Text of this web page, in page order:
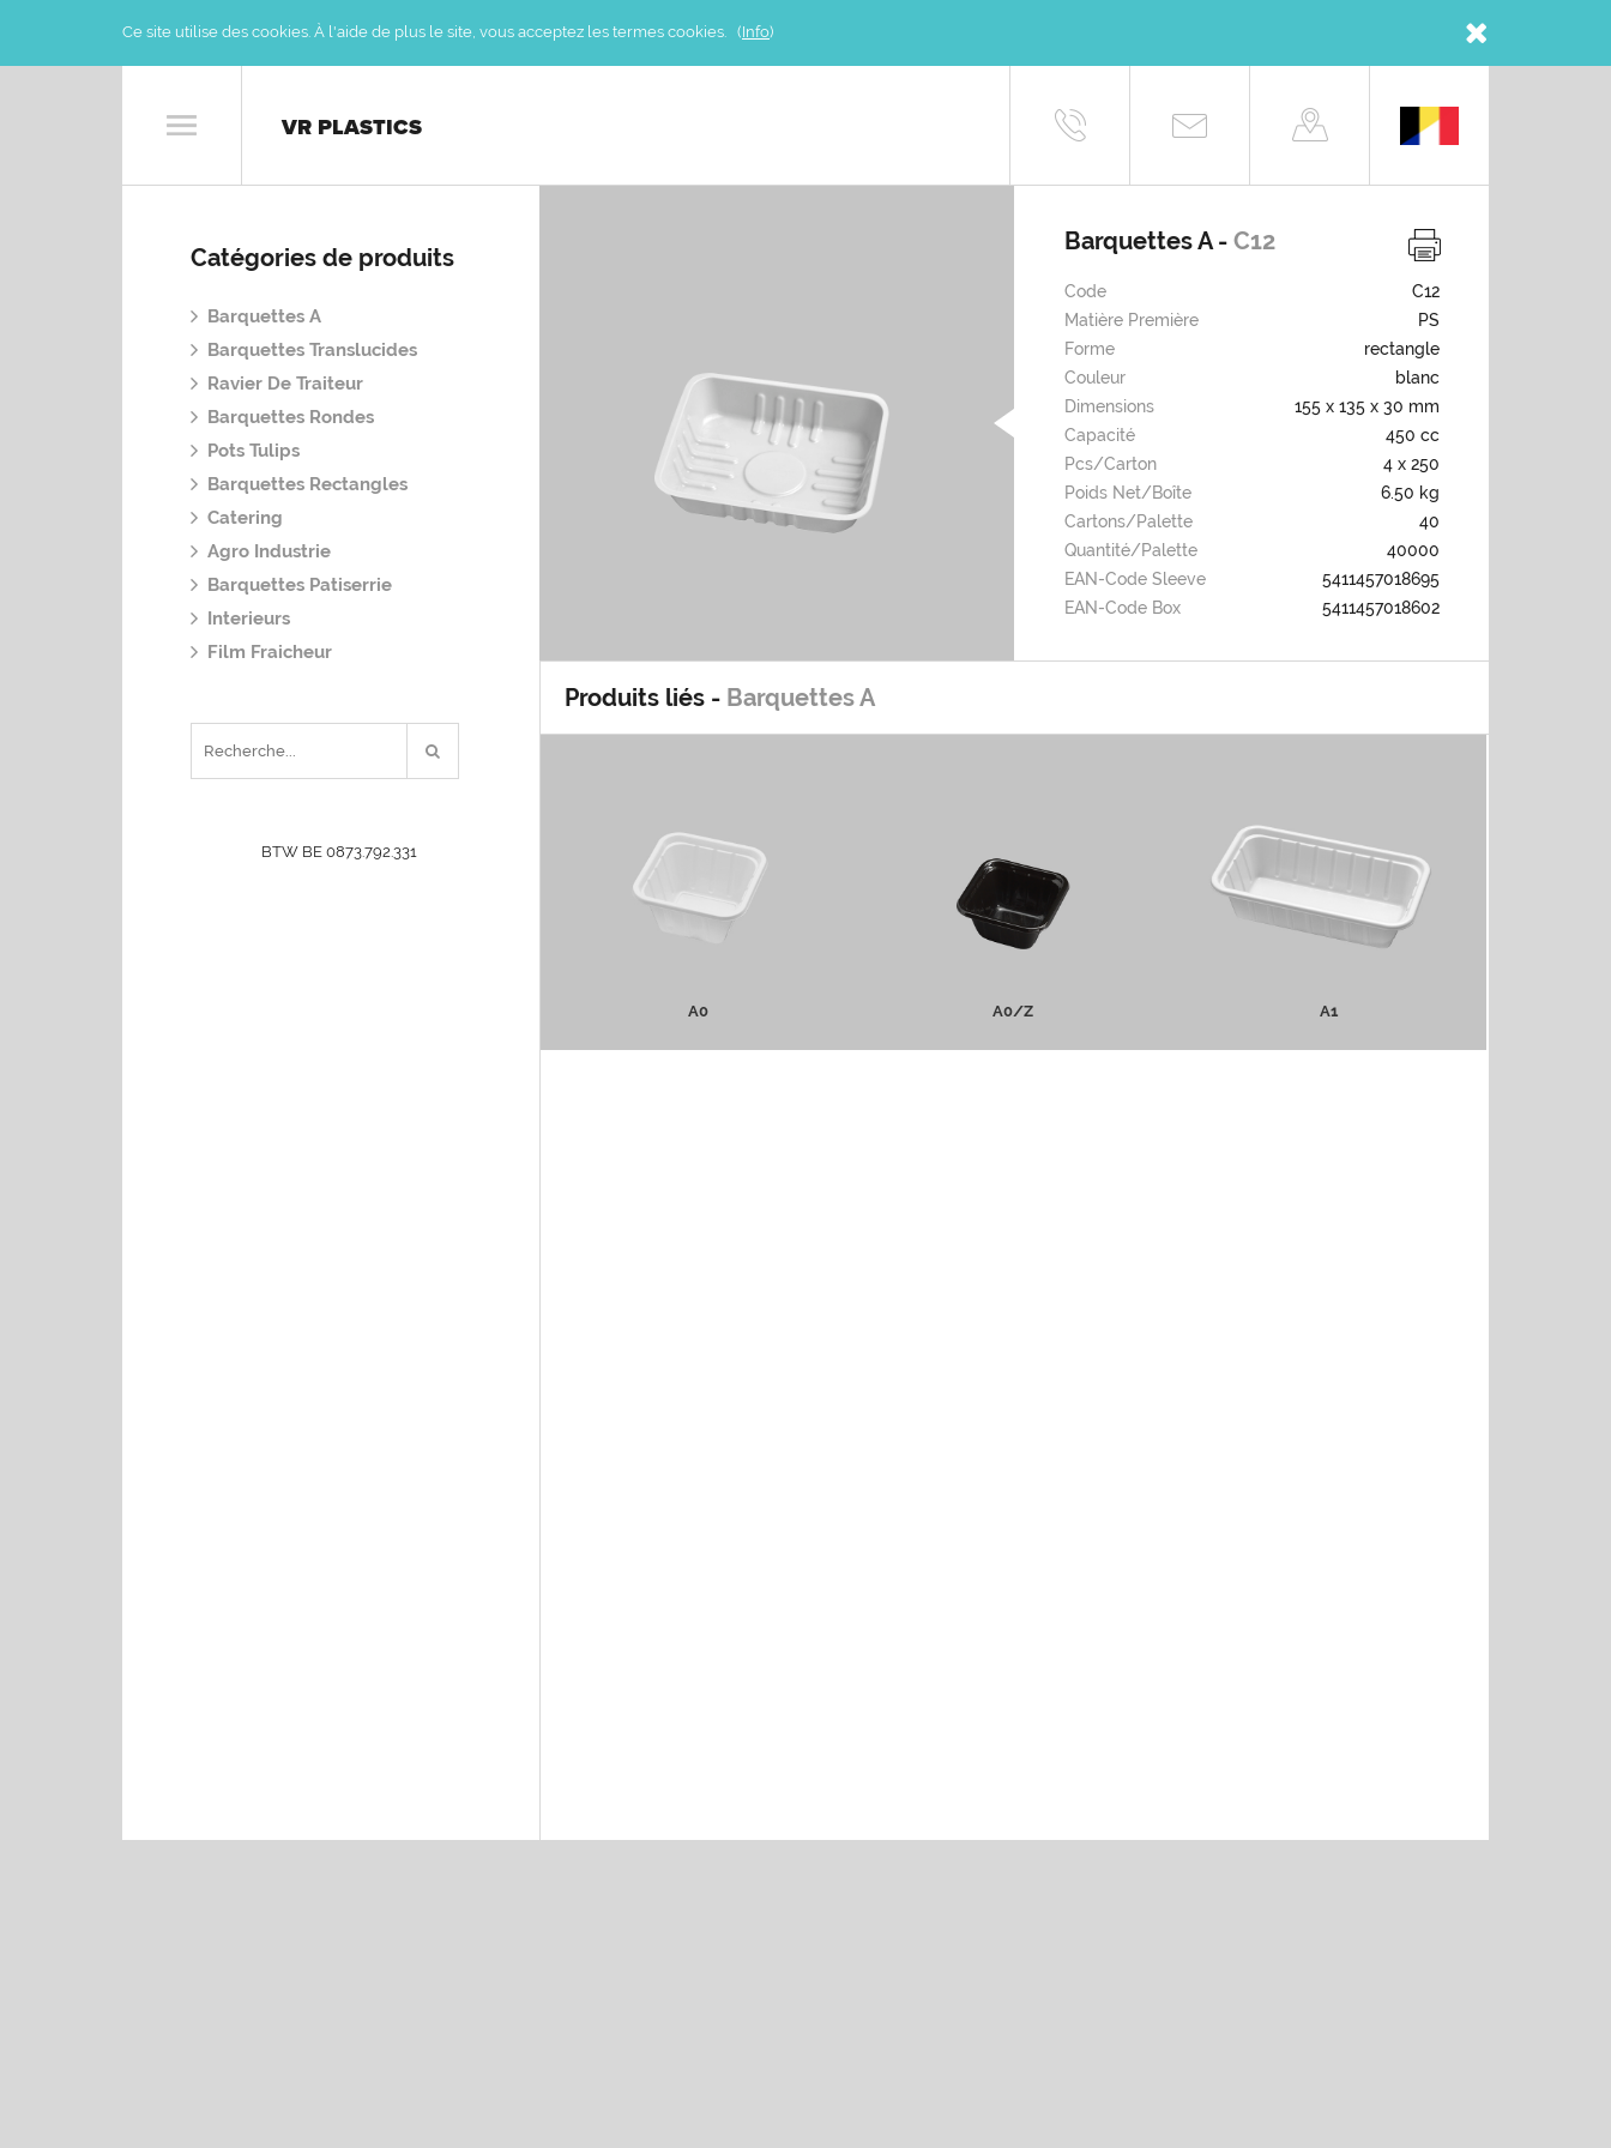
Ce site utilise des cookies. À l'aide de plus le site, vous acceptez les termes cookies. (Info)
VR PLASTICS
Catégories de produits
Barquettes A
Barquettes Translucides
Ravier De Traiteur
Barquettes Rondes
Pots Tulips
Barquettes Rectangles
Catering
Agro Industrie
Barquettes Patiserrie
Interieurs
Film Fraicheur
Barquettes A -C12
Code
C12
Matière Première
PS
Forme
rectangle
Couleur
blanc
Dimensions
155 x 135 x 30 mm
Capacité
450 cc
Pcs/carton
4 x 250
Poids Net/boîte
6.50 kg
Cartons/palette
40
Quantité/palette
40000
EAN-Code Sleeve
5411457018695
EAN-Code Box
5411457018602
Produits liés - Barquettes A
A0
A0
A0/Z
PLUS D'INFOS
A1
A1
PLUS D'INFOS
BTW BE 0873.792.331